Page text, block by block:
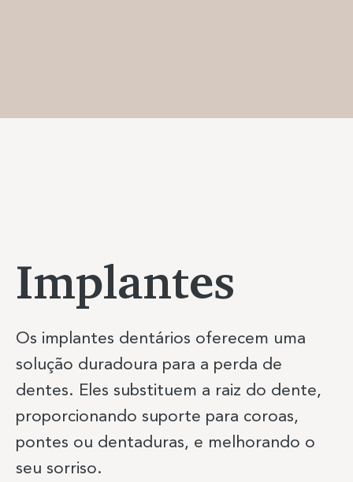
Previous Item Next Item
Implantes
Os implantes dentários oferecem uma
solução duradoura para a perda de
dentes. Eles substituem a raiz do dente,
proporcionando suporte para coroas,
pontes ou dentaduras, e melhorando o
seu sorriso.